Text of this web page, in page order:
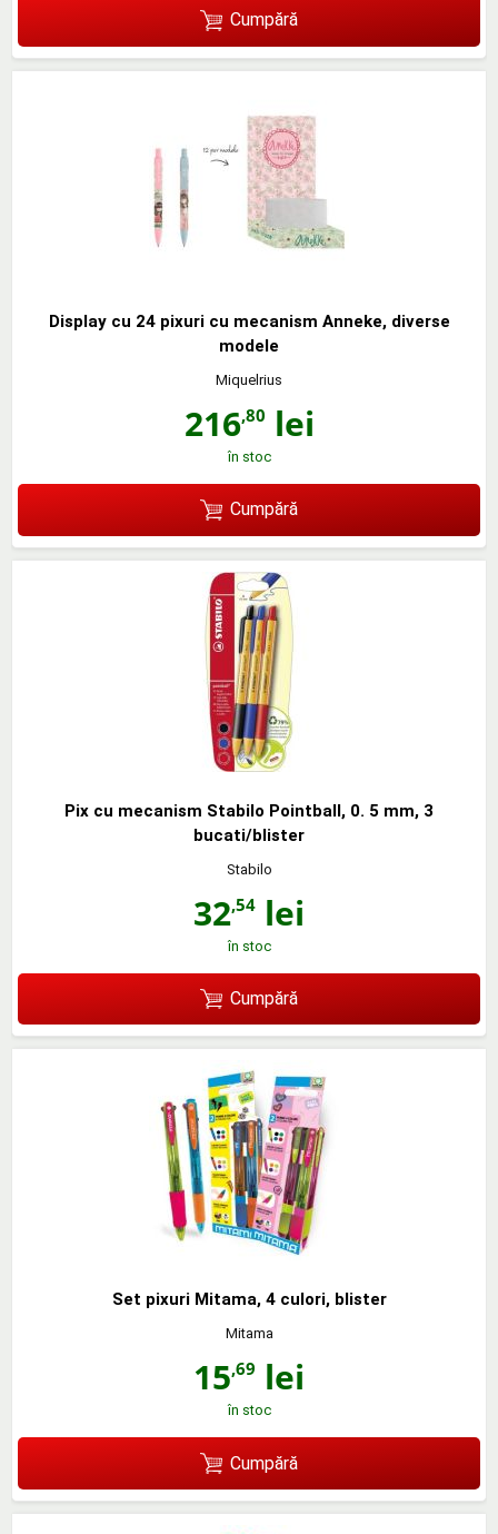
Cumpără
Display cu 24 pixuri cu mecanism Anneke, diverse
modele
Miquelrius
216,80 lei
în stoc
Cumpără
Pix cu mecanism Stabilo Pointball, 0. 5 mm, 3
bucati/blister
Stabilo
32,54 lei
în stoc
Cumpără
Set pixuri Mitama, 4 culori, blister
Mitama
15,69 lei
în stoc
Cumpără